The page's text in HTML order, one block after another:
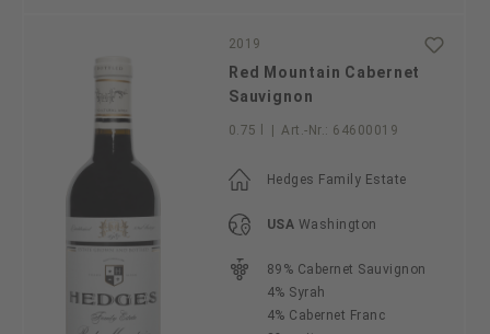
2019
Red Mountain Cabernet
Sauvignon
0.75 l | Art.-Nr.: 64600019
Hedges Family Estate
USA Washington
89% Cabernet Sauvignon
4% Syrah
4% Cabernet Franc